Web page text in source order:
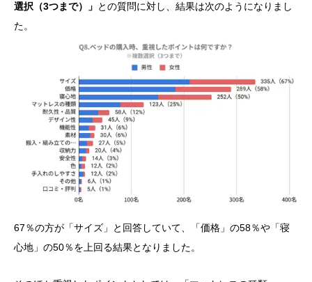
選択（3つまで）」 との質問に対し、結果は次のようになりまし
た。
67％の方が「サイズ」と回答していて、「価格」の58％や「寝
心地」の50％を上回る結果となりました。